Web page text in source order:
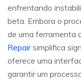
enfrentando
beta. Embora o
de uma ferramenta
Repairsimplifica
oferece uma
garantir um